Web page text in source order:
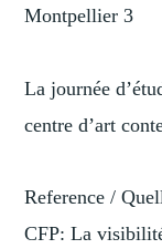
Montpellier 3
La journée
centre d’art
Reference /
CFP: La